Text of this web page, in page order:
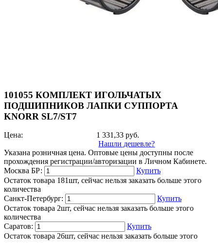
101055 КОМПЛЕКТ ИГОЛЬЧАТЫХ
ПОДШИПНИКОВ ЛАПКИ СУППОРТА
KNORR SL7/ST7
Цена: 1 331,33руб.
Нашли дешевле?
Указана розничная цена. Оптовые цены доступны после
прохождения регистрации/авторизации в Личном Кабинете.
Москва БР:
Купить
Остаток товара 181шт, сейчас нельзя заказать больше этого
количества
Санкт-Петербург:
Купить
Остаток товара 2шт, сейчас нельзя заказать больше этого
количества
Саратов:
Купить
Остаток товара 26шт, сейчас нельзя заказать больше этого